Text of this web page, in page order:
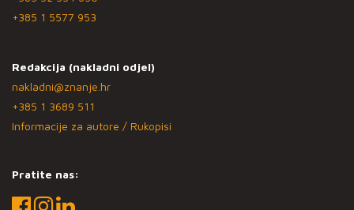
+385 1 5577 953
Redakcija (nakladni odjel)
nakladni@znanje.hr
+385 1 3689 511
Informacije za autore / Rukopisi
Pratite nas: